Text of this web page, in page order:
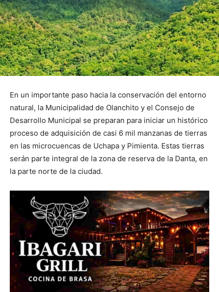
En un importante paso hacia la conservación del entorno
natural, la Municipalidad de Olanchito y el Consejo de
Desarrollo Municipal se preparan para iniciar un histórico
proceso de adquisición de casi 6 mil manzanas de tierras
en las microcuencas de Uchapa y Pimienta. Estas tierras
serán parte integral de la zona de reserva de la Danta, en
la parte norte de la ciudad.